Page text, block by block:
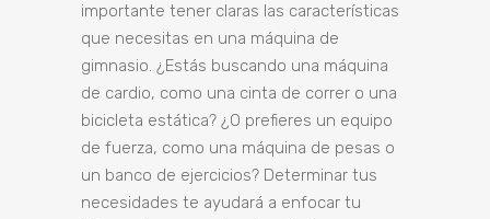
importante tener claras las características
que necesitas en una máquina de
gimnasio. ¿Estás buscando una máquina
de cardio, como una cinta de correr o una
bicicleta estática? ¿O prefieres un equipo
de fuerza, como una máquina de pesas o
un banco de ejercicios? Determinar tus
necesidades te ayudará a enfocar tu